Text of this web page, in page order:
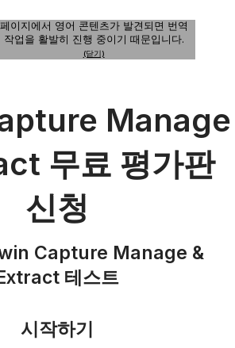
페이지에서 영어 콘텐츠가 발견되면 번역
작업을 활발히 진행 중이기 때문입니다.
(닫기)
Manage
무료 평가판
신청
Capture Manage &
테스트
시작하기